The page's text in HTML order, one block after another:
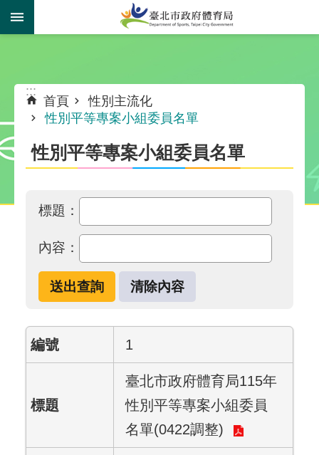
跳到主要內容區塊
:::
首頁
性別主流化
性別平等專案小組委員名單
性別平等專案小組委員名單
標題：
內容：
1
臺北市政府體育局115年
性別平等專案小組委員
名單(0422調整)